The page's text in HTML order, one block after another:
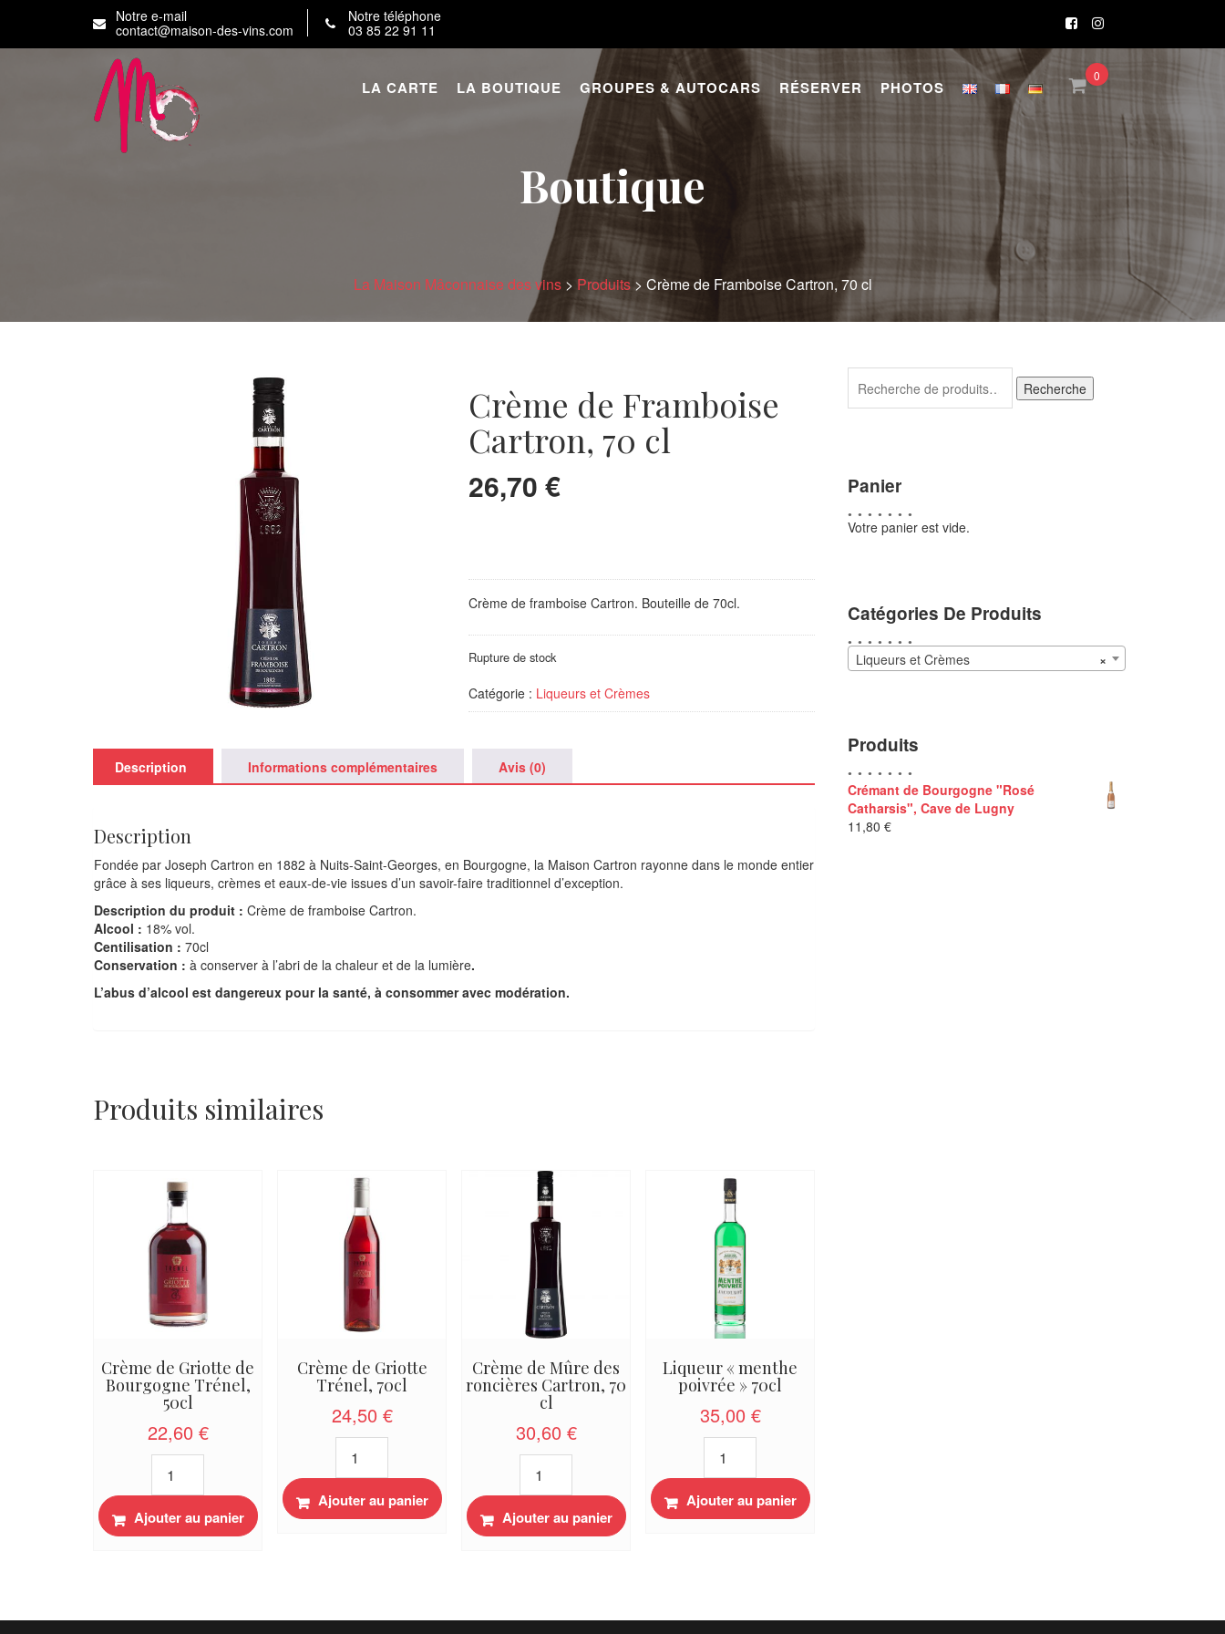
content
Notre e-mail
contact@maison-des-vins.com
Notre téléphone
03 85 22 91 11
0
LA CARTE LA BOUTIQUE GROUPES & AUTOCARS RÉSERVER PHOTOS
Boutique
La Maison Mâconnaise des vins> Produits> Crème de Framboise Cartron, 70 cl
Crème de Framboise
Cartron, 70 cl
26,70 €
Crème de framboise Cartron. Bouteille de 70cl.
Rupture de stock
Catégorie : Liqueurs et Crèmes
Description Informations complémentaires Avis (0)
Description
Fondée par Joseph Cartron en 1882 à Nuits-Saint-Georges, en Bourgogne, la Maison Cartron rayonne dans le monde entier
grâce à ses liqueurs, crèmes et eaux-de-vie issues d’un savoir-faire traditionnel d’exception.
Description du produit : Crème de framboise Cartron.
Alcool : 18% vol.
Centilisation : 70cl
Conservation : à conserver à l’abri de la chaleur et de la lumière.
L’abus d’alcool est dangereux pour la santé, à consommer avec modération.
Produits similaires
Crème de Griotte de
Bourgogne Trénel,
50cl
22,60 €
Crème
de
Griotte
Ajouter au panier
Crème de Griotte
Trénel, 70cl
24,50 €
Crème
de
Griotte
Ajouter au panier
Crème de Mûre des
roncières Cartron, 70
cl
30,60 €
Crème
de
Mûre
cl
Ajouter au panier
Liqueur « menthe
poivrée » 70cl
35,00 €
Liqueur
"menthe
poivrée"
Ajouter au panier
pour :
Recherche
Panier
Votre panier est vide.
Catégories De Produits
×
Liqueurs et Crèmes
Produits
Crémant de Bourgogne "Rosé
Catharsis", Cave de Lugny
11,80€